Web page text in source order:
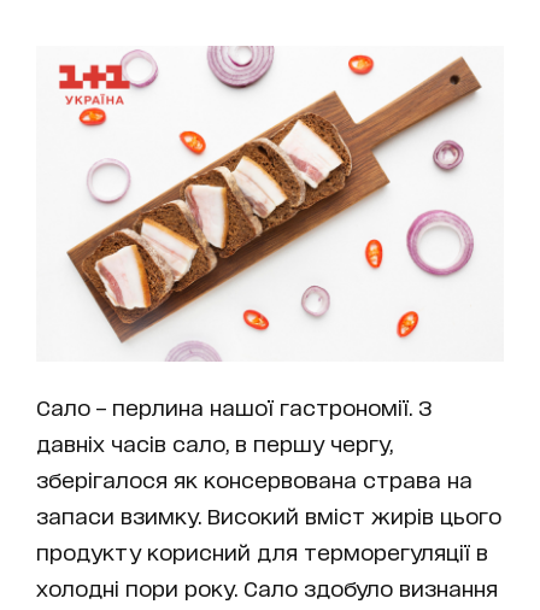
Сало – перлина нашої гастрономії. З
давніх часів сало, в першу чергу,
зберігалося як консервована страва на
запаси взимку. Високий вміст жирів цього
продукту корисний для терморегуляції в
холодні пори року. Сало здобуло визнання